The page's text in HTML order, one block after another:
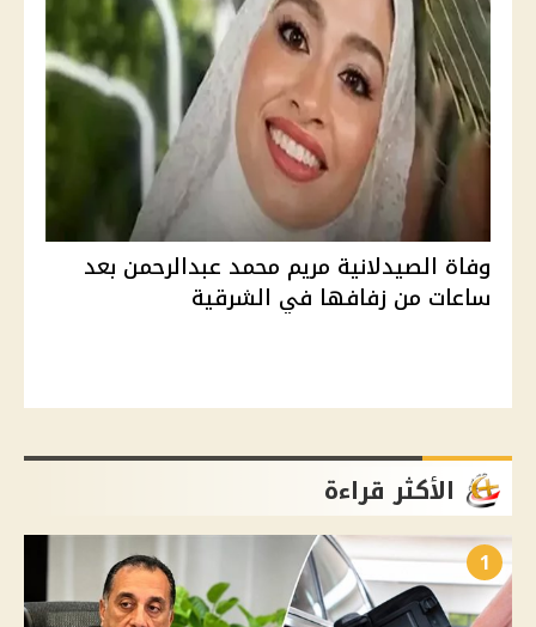
وفاة الصيدلانية مريم محمد عبدالرحمن بعد
ساعات من زفافها في الشرقية
الأكثر قراءة
1